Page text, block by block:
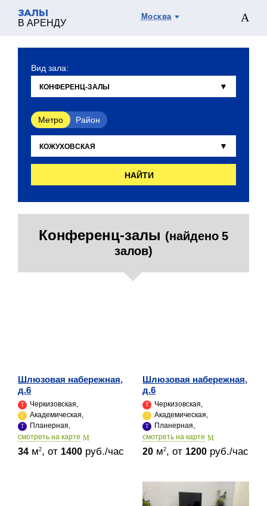
ЗАЛЫ
В АРЕНДУ
Москва
Вид зала:
Метро Район
НАЙТИ
Конференц-залы (найдено 5
залов)
Шлюзовая набережная,
д.6
Черкизовская,
Академическая,
Планерная,
cмотреть на карте
34 м2, от 1400 руб./час
Шлюзовая набережная,
д.6
Черкизовская,
Академическая,
Планерная,
cмотреть на карте
20 м2, от 1200 руб./час